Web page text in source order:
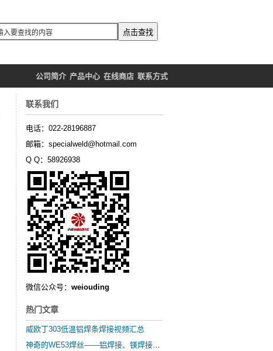
公司简介 产品中心 在线商店 联系方式
联系我们
电话：022-28196887
邮箱：specialweld@hotmail.com
Q Q：58926938
微信公众号： weiouding
热门文章
威欧丁303低温铝焊条焊接视频汇总
神奇的WE53焊丝——铝焊接、镁焊接、锌焊接